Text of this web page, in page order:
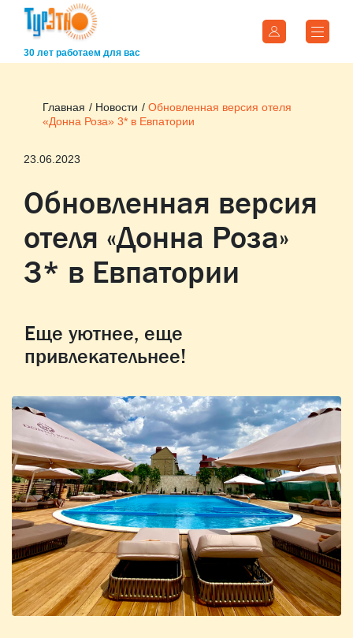
30 лет работаем для вас
Главная Новости
Обновленная версия отеля
«Донна Роза» 3* в Евпатории
23.06.2023
Обновленная версия
отеля «Донна Роза»
3* в Евпатории
Еще уютнее, еще
привлекательнее!